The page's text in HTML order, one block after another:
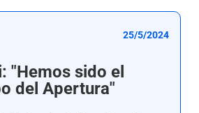
25/5/2024
"Hemos sido el
del Apertura"